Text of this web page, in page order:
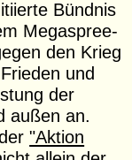
Bündnis
Megaspree-
den Krieg
und
der
außen an.
"Aktion